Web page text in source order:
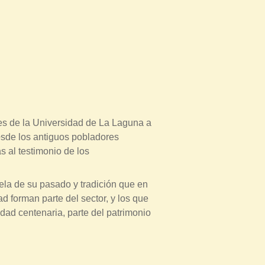
de la Universidad de La Laguna a
los antiguos pobladores
al testimonio de los
de su pasado y tradición que en
forman parte del sector, y los que
centenaria, parte del patrimonio